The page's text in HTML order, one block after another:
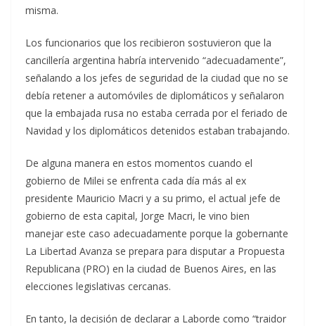
misma.
Los funcionarios que los recibieron sostuvieron que la
cancillería argentina habría intervenido “adecuadamente”,
señalando a los jefes de seguridad de la ciudad que no se
debía retener a automóviles de diplomáticos y señalaron
que la embajada rusa no estaba cerrada por el feriado de
Navidad y los diplomáticos detenidos estaban trabajando.
De alguna manera en estos momentos cuando el
gobierno de Milei se enfrenta cada día más al ex
presidente Mauricio Macri y a su primo, el actual jefe de
gobierno de esta capital, Jorge Macri, le vino bien
manejar este caso adecuadamente porque la gobernante
La Libertad Avanza se prepara para disputar a Propuesta
Republicana (PRO) en la ciudad de Buenos Aires, en las
elecciones legislativas cercanas.
En tanto, la decisión de declarar a Laborde como “traidor